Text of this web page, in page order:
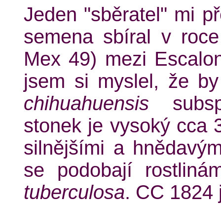
Jeden "sběratel" mi
semena sbíral v
Mex 49) mezi
jsem si myslel, že
chihuahuensis
stonek je vysoký cca
silnějšími a
se podobají
tuberculosa. CC 1824